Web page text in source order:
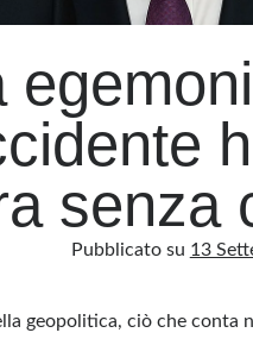
senza
Pubblicato su 13
geopolitica, ciò che conta